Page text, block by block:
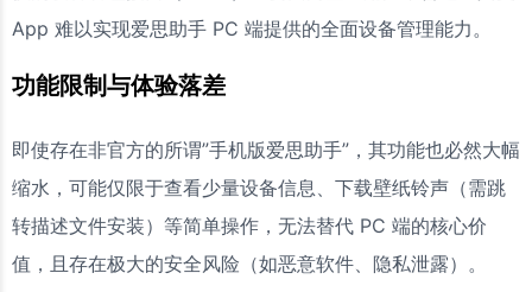
App 难以实现爱思助手 PC 端提供的全面设备管理能力。
功能限制与体验落差
即使存在非官方的所谓”手机版爱思助手”，其功能也必然大幅
缩水，可能仅限于查看少量设备信息、下载壁纸铃声（需跳
转描述文件安装）等简单操作，无法替代 PC 端的核心价
值，且存在极大的安全风险（如恶意软件、隐私泄露）。